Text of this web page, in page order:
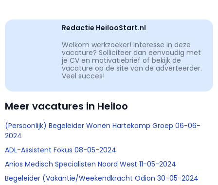
Redactie HeilooStart.nl
Welkom werkzoeker! Interesse in deze
vacature? Solliciteer dan eenvoudig met
je CV en motivatiebrief of bekijk de
vacature op de site van de adverteerder.
Veel succes!
Meer vacatures in Heiloo
(Persoonlijk) Begeleider Wonen Hartekamp Groep 06-06-
2024
ADL-Assistent Fokus 08-05-2024
Anios Medisch Specialisten Noord West 11-05-2024
Begeleider (Vakantie/Weekendkracht Odion 30-05-2024